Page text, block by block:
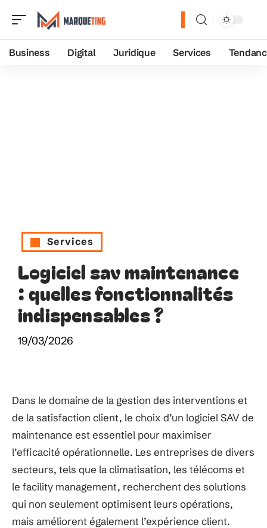
Business Digital Juridique Services
Services
Logiciel sav maintenance
: quelles fonctionnalités
indispensables ?
19/03/2026
Dans le domaine de la gestion des interventions et
de la satisfaction client, le choix d’un logiciel SAV de
maintenance est essentiel pour maximiser
l’efficacité opérationnelle. Les entreprises de divers
secteurs, tels que la climatisation, les télécoms et
le facility management, recherchent des solutions
qui non seulement optimisent leurs opérations,
mais améliorent également l’expérience client.